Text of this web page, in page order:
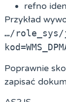
refno
Przykład
…/role_sys/
Poprawnie
zapisać